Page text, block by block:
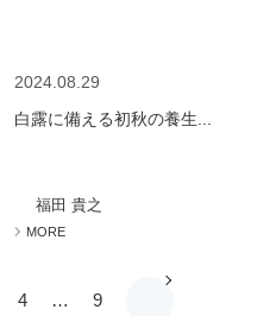
2024.08.29
白露に備える初秋の養生...
福田 貴之
MORE
4 … 9